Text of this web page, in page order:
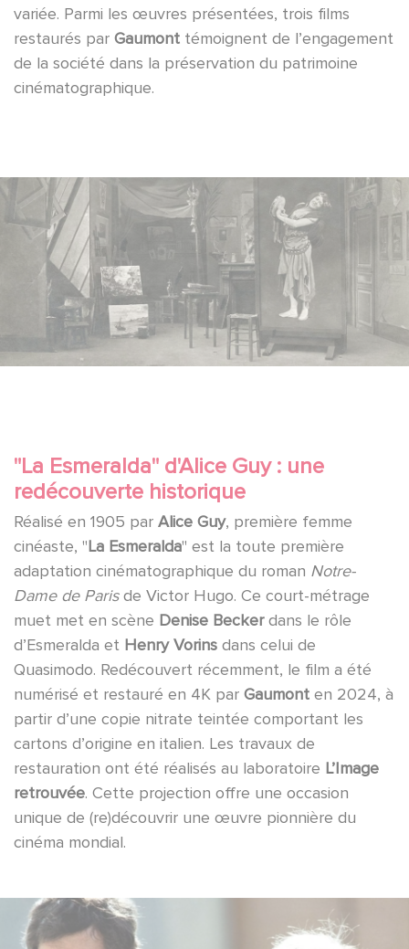
variée. Parmi les œuvres présentées, trois films
restaurés par Gaumont témoignent de l’engagement
de la société dans la préservation du patrimoine
cinématographique.
"La Esmeralda" d'Alice Guy : une
redécouverte historique
Réalisé en 1905 par Alice Guy, première femme
cinéaste, "La Esmeralda" est la toute première
adaptation cinématographique du roman Notre-
Dame de Parisde Victor Hugo. Ce court-métrage
muet met en scène Denise Beckerdans le rôle
d’Esmeralda et Henry Vorins dans celui de
Quasimodo. Redécouvert récemment, le film a été
numérisé et restauré en 4K par Gaumont en 2024, à
partir d’une copie nitrate teintée comportant les
cartons d’origine en italien. Les travaux de
restauration ont été réalisés au laboratoire L’Image
retrouvée. Cette projection offre une occasion
unique de (re)découvrir une œuvre pionnière du
cinéma mondial.